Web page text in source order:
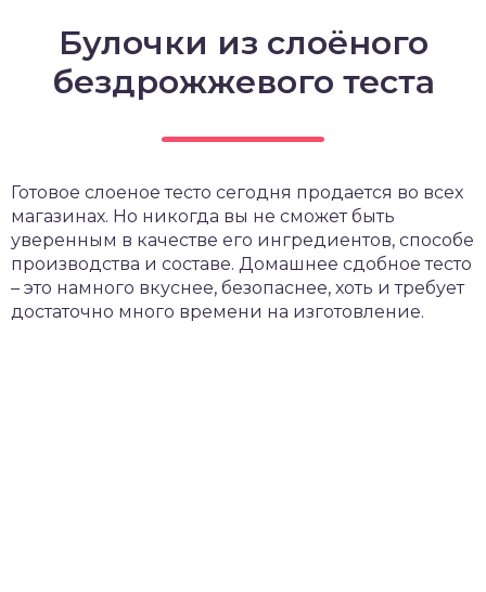
Булочки из слоёного
бездрожжевого теста
Готовое слоеное тесто сегодня продается во всех
магазинах. Но никогда вы не сможет быть
уверенным в качестве его ингредиентов, способе
производства и составе. Домашнее сдобное тесто
– это намного вкуснее, безопаснее, хоть и требует
достаточно много времени на изготовление.